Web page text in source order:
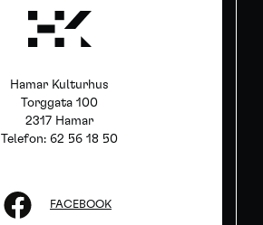
Hamar Kulturhus
Torggata 100
2317 Hamar
Telefon: 62 56 18 50
FACEBOOK